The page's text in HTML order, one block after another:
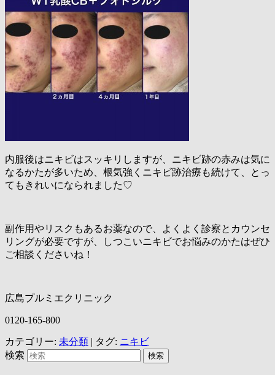
内服後はニキビはスッキリしますが、ニキビ跡の赤みは気に
なるかたが多いため、根気強くニキビ跡治療も続けて、とっ
てもきれいになられました♡
副作用やリスクもあるお薬なので、よくよく診察とカウンセ
リングが必要ですが、しつこいニキビでお悩みのかたはぜひ
ご相談くださいね！
広島プルミエクリニック
0120-165-800
カテゴリー: 未分類 | タグ: ニキビ
検索